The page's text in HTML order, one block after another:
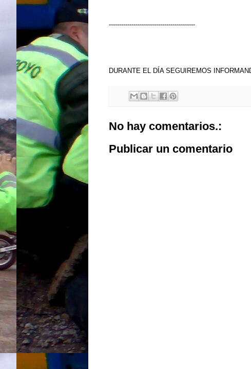
------------------------------------------
DURANTE EL DÍA SEGUIREMOS
No hay comentarios.:
Publicar un comentario